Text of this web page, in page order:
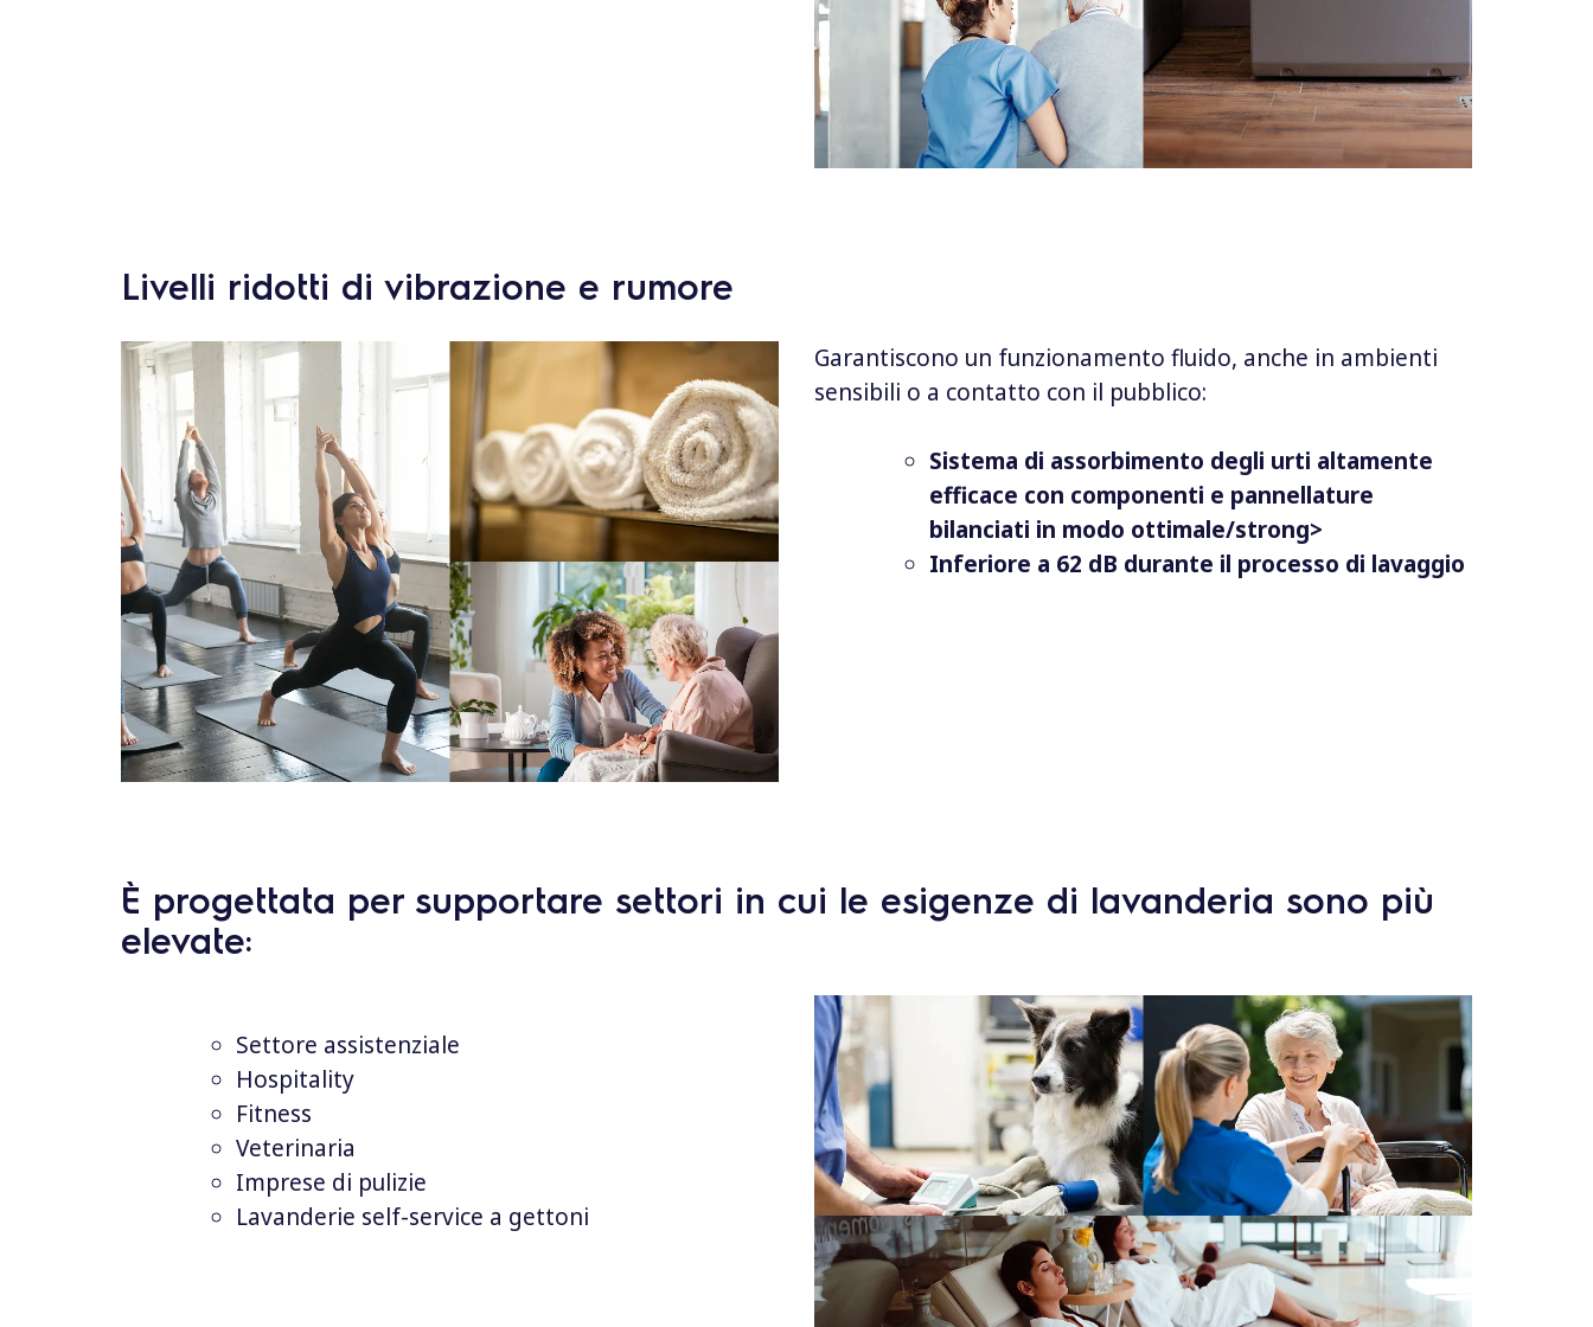
Livelli ridotti di vibrazione e rumore
Garantiscono un funzionamento fluido, anche in ambienti
sensibili o a contatto con il pubblico:
Sistema di assorbimento degli urti altamente
efficace con componenti e pannellature
bilanciati in modo ottimale/strong>
Inferiore a 62 dB durante il processo di lavaggio
È progettata per supportare settori in cui le esigenze di lavanderia sono più
elevate:
Settore assistenziale
Hospitality
Fitness
Veterinaria
Imprese di pulizie
Lavanderie self-service a gettoni